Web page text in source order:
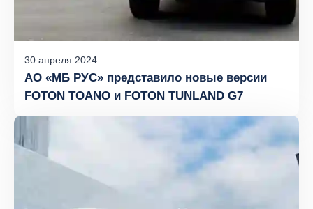
30 апреля 2024
АО «МБ РУС» представило новые версии
FOTON TOANO и FOTON TUNLAND G7